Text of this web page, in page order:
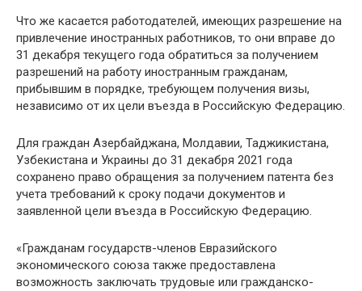
Что же касается работодателей, имеющих разрешение на
привлечение иностранных работников, то они вправе до
31 декабря текущего года обратиться за получением
разрешений на работу иностранным гражданам,
прибывшим в порядке, требующем получения визы,
независимо от их цели въезда в Российскую Федерацию.
Для граждан Азербайджана, Молдавии, Таджикистана,
Узбекистана и Украины до 31 декабря 2021 года
сохранено право обращения за получением патента без
учета требований к сроку подачи документов и
заявленной цели въезда в Российскую Федерацию.
«Гражданам государств-членов Евразийского
экономического союза также предоставлена
возможность заключать трудовые или гражданско-